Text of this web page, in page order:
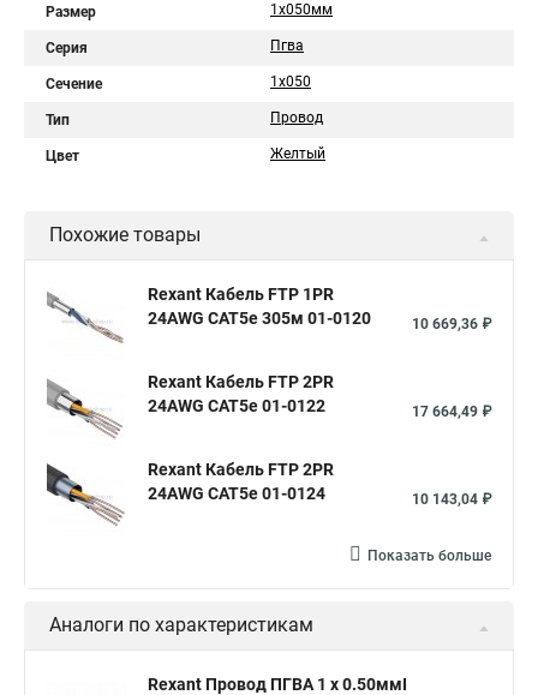
Размер 1х050мм
Серия Пгва
Сечение 1х050
Тип Провод
Цвет Желтый
Похожие товары
Rexant Кабель FTP 1PR
24AWG CAT5e 305м 01-0120
10 669,36 ₽
Rexant Кабель FTP 2PR
24AWG CAT5e 01-0122
17 664,49 ₽
Rexant Кабель FTP 2PR
24AWG CAT5e 01-0124
10 143,04 ₽
Показать больше
Аналоги по характеристикам
Rexant Провод ПГВА 1 х 0.50ммІ